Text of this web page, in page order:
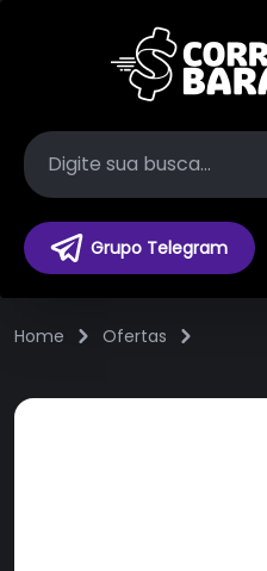
Grupo Telegram
Home Ofertas